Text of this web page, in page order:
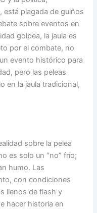
está plagada de guiños
sobre eventos en
golpea, la jaula es
por el combate, no
evento histórico para
pero las peleas
en la jaula tradicional,
sobre la pelea
es solo un “no” frío;
humo. Las
con condiciones
llenos de flash y
hacer historia en